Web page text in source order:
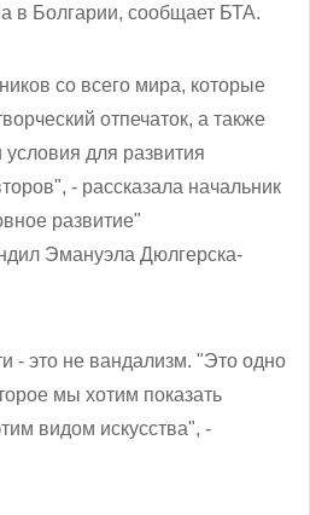
в Болгарии, сообщает БТА.
со всего мира, которые
отпечаток, а также
условия для развития
- рассказала начальник
развитие"
Эмануэла Дюлгерска-
- это не вандализм. "Это одно
мы хотим показать
видом искусства", -